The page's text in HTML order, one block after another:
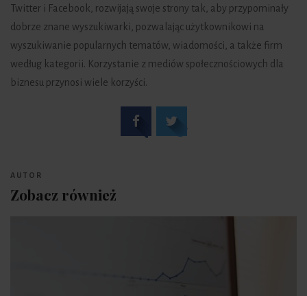
Twitter i Facebook, rozwijają swoje strony tak, aby przypominały
dobrze znane wyszukiwarki, pozwalając użytkownikowi na
wyszukiwanie popularnych tematów, wiadomości, a także firm
według kategorii. Korzystanie z mediów społecznościowych dla
biznesu przynosi wiele korzyści.
AUTOR
Zobacz również